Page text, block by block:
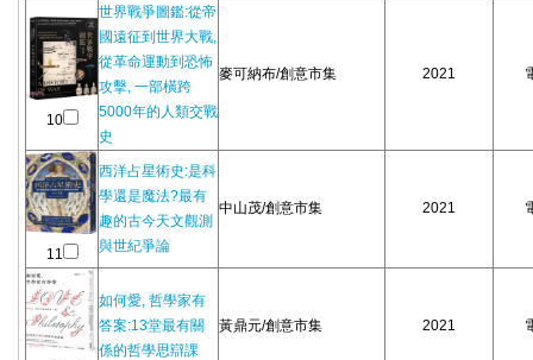
10
世界戰爭圖鑑:從帝
國遠征到世界大戰,
從革命運動到恐怖
攻擊, 一部橫跨
5000年的人類交戰
史
麥可納布/創意市集 2021
11
西洋占星術史:是科
學還是魔法?最有
趣的古今天文觀測
與世紀爭論
中山茂/創意市集 2021
如何愛, 哲學家有
答案:13堂最有關
係的哲學思辯課
黃鼎元/創意市集 2021